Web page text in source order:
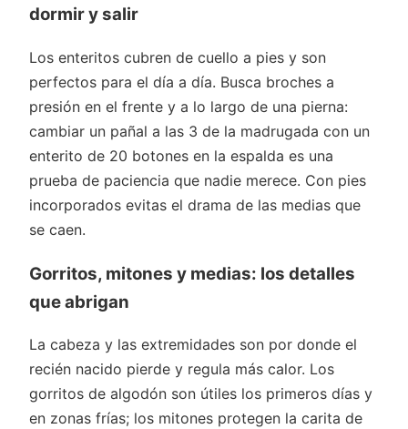
dormir y salir
Los enteritos cubren de cuello a pies y son
perfectos para el día a día. Busca broches a
presión en el frente y a lo largo de una pierna:
cambiar un pañal a las 3 de la madrugada con un
enterito de 20 botones en la espalda es una
prueba de paciencia que nadie merece. Con pies
incorporados evitas el drama de las medias que
se caen.
Gorritos, mitones y medias: los detalles
que abrigan
La cabeza y las extremidades son por donde el
recién nacido pierde y regula más calor. Los
gorritos de algodón son útiles los primeros días y
en zonas frías; los mitones protegen la carita de